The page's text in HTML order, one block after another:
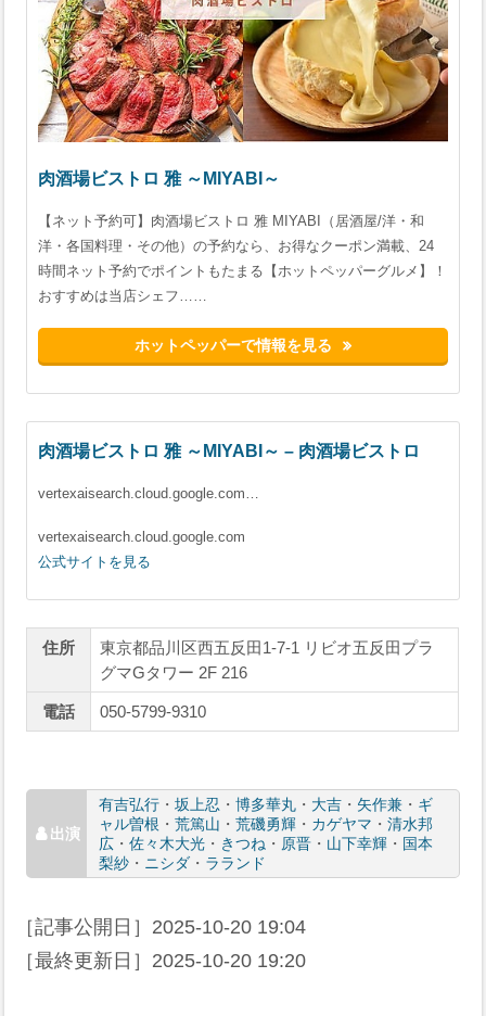
肉酒場ビストロ 雅 ～MIYABI～
【ネット予約可】肉酒場ビストロ 雅 MIYABI（居酒屋/洋・和
洋・各国料理・その他）の予約なら、お得なクーポン満載、24
時間ネット予約でポイントもたまる【ホットペッパーグルメ】！
おすすめは当店シェフ……
ホットペッパーで情報を見る
肉酒場ビストロ 雅 ～MIYABI～ – 肉酒場ビストロ
vertexaisearch.cloud.google.com…
vertexaisearch.cloud.google.com
公式サイトを見る
住所
東京都品川区西五反田1-7-1 リビオ五反田プラ
グマGタワー 2F 216
電話 050-5799-9310
有吉弘行・ 坂上忍 ・ 博多華丸・ 大吉・ 矢作兼・ ギ
ャル曽根 ・ 荒篤山 ・ 荒磯勇輝・ カゲヤマ ・ 清水邦
広・ 佐々木大光・ きつね ・ 原晋・ 山下幸輝・ 国本
梨紗・ ニシダ・ ラランド
［記事公開日］ 2025-10-20 19:04
［最終更新日］ 2025-10-20 19:20